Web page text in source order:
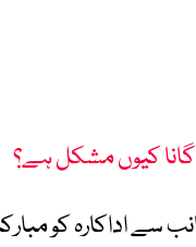
گانا کیوں مشکل ہے؟
اداکارہ کو